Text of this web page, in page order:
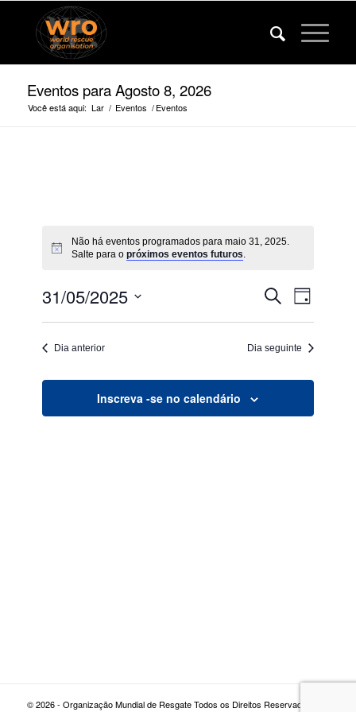
Eventos para Agosto 8, 2026
Você está aqui: Lar / Eventos / Eventos
Não há eventos programados para maio 31, 2025.
Salte para opróximos eventos futuros.
Eventos
Pesquise
e
ProcurarEvento
Veja
a
Dia
31/05/2025
data.Dia anterior Dia seguinte
Inscreva -se no calendário
© 2026 - Organização Mundial de Resgate Todos os Direitos Reservados |